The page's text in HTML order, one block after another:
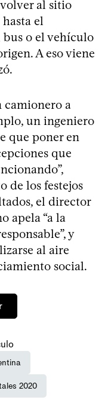
al sitio
el
o el vehículo
A eso viene
camionero a
un ingeniero
que poner en
que
de los festejos
el director
apela “a la
y
al aire
social.
2020